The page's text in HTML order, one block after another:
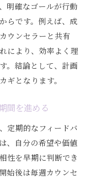
明確なゴールが行動
らです。例えば、成
ウンセラーと共有
により、効率よく理
。結論として、計画
ギとなります。
間を進める
定期的なフィードバ
、自分の希望や価値
性を早期に判断でき
始後は毎週カウンセ